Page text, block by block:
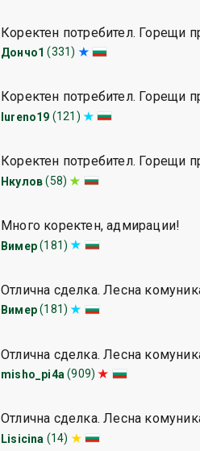
Коректен потребител. Горещи
Дончо1 (331)
Коректен потребител. Горещи
lureno19 (121)
Коректен потребител. Горещи
Нкулов (58)
Много коректен, адмирации!
Вимер (181)
Отлична сделка. Лесна
Вимер (181)
Отлична сделка. Лесна
misho_pi4a (909)
Отлична сделка. Лесна
Lisicina (14)